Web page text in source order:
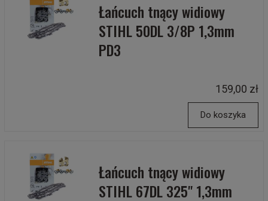
Łańcuch tnący widiowy
STIHL 50DL 3/8P 1,3mm
PD3
159,00 zł
Do koszyka
Łańcuch tnący widiowy
STIHL 67DL 325" 1,3mm